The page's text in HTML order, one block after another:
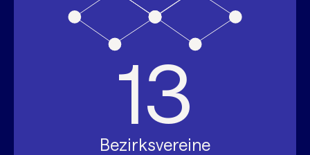
13
Bezirksvereine